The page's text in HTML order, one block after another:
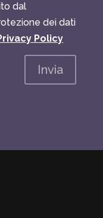
dal
dei dati
Policy
Invia